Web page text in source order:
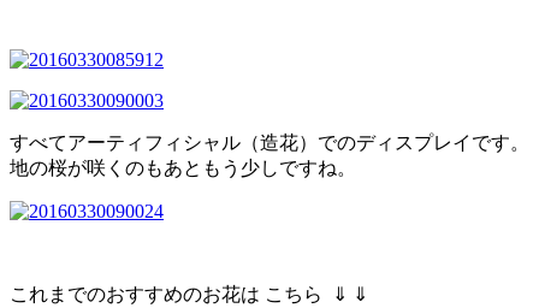
すべてアーティフィシャル（造花）でのディスプレイです。
地の桜が咲くのもあともう少しですね。
これまでのおすすめのお花は こちら ⇓ ⇓